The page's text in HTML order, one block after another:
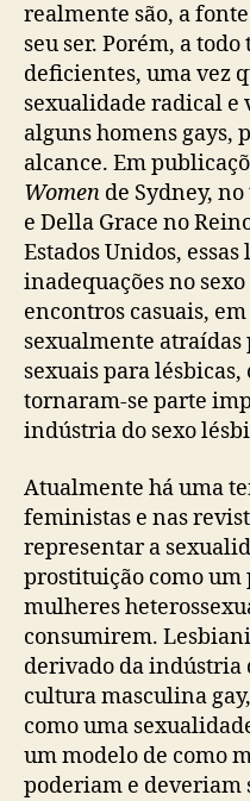
realmente são, a
seu ser. Porém, a
deficientes, uma vez
sexualidade radical e
alguns homens gays,
alcance. Em
Women de Sydney,
e Della Grace no
Estados Unidos,
inadequações no
encontros casuais,
sexualmente atraídas
sexuais para
tornaram-se parte
indústria do sexo
Atualmente há uma
feministas e nas
representar a
prostituição como
mulheres
consumirem.
derivado da indústria
cultura masculina
como uma
um modelo de como
poderiam e deveriam